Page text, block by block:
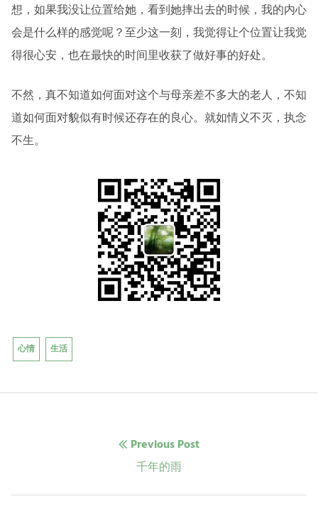
想，如果我没让位置给她，看到她摔出去的时候，我的内心
会是什么样的感觉呢？至少这一刻，我觉得让个位置让我觉
得很心安，也在最快的时间里收获了做好事的好处。
不然，真不知道如何面对这个与母亲差不多大的老人，不知
道如何面对貌似有时候还存在的良心。就如情义不灭，执念
不生。
心情 生活
导
Previous Post
Previous
千年的雨